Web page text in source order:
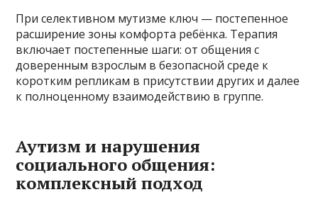
При селективном мутизме ключ — постепенное
расширение зоны комфорта ребёнка. Терапия
включает постепенные шаги: от общения с
доверенным взрослым в безопасной среде к
коротким репликам в присутствии других и далее
к полноценному взаимодействию в группе.
Аутизм и нарушения
социального общения:
комплексный подход